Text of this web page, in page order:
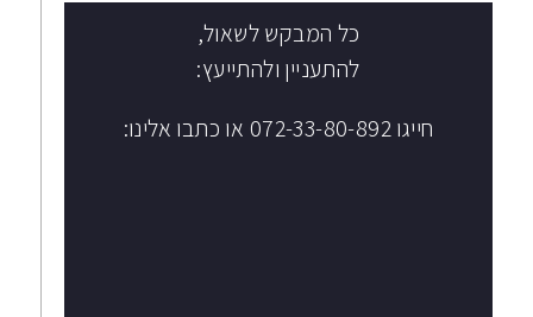
כל המבקש לשאול,
להתעניין ולהתייעץ:
חייגו 072-33-80-892 או כתבו אלינו: